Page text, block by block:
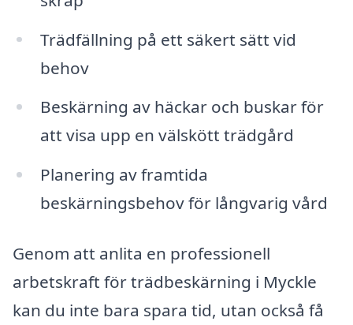
Trädfällning på ett säkert sätt vid
behov
Beskärning av häckar och buskar för
att visa upp en välskött trädgård
Planering av framtida
beskärningsbehov för långvarig vård
Genom att anlita en professionell
arbetskraft för trädbeskärning i Myckle
kan du inte bara spara tid, utan också få